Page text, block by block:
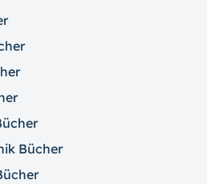
Bücher